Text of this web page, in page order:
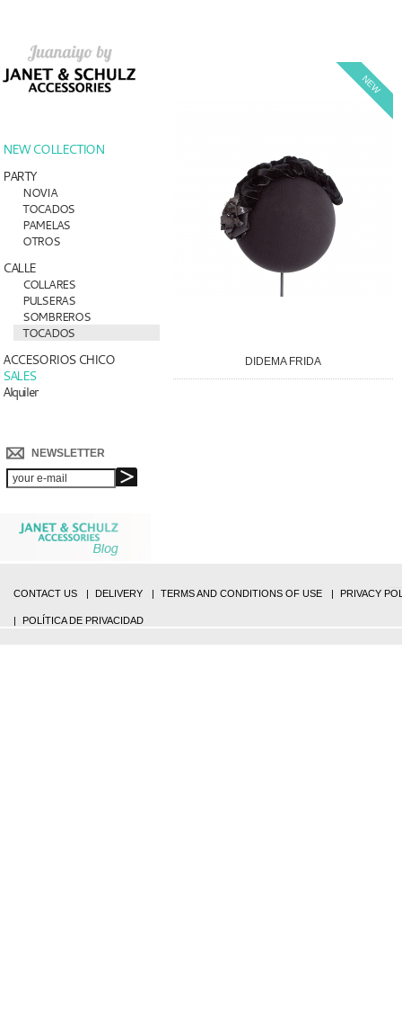
NEW COLLECTION
PARTY
NOVIA
TOCADOS
PAMELAS
OTROS
CALLE
COLLARES
PULSERAS
SOMBREROS
TOCADOS
ACCESORIOS CHICO
SALES
Alquiler
NEWSLETTER
NEW
DIDEMA FRIDA
CONTACT US DELIVERY TERMS AND CONDITIONS OF USE PRIVACY
POLÍTICA DE PRIVACIDAD